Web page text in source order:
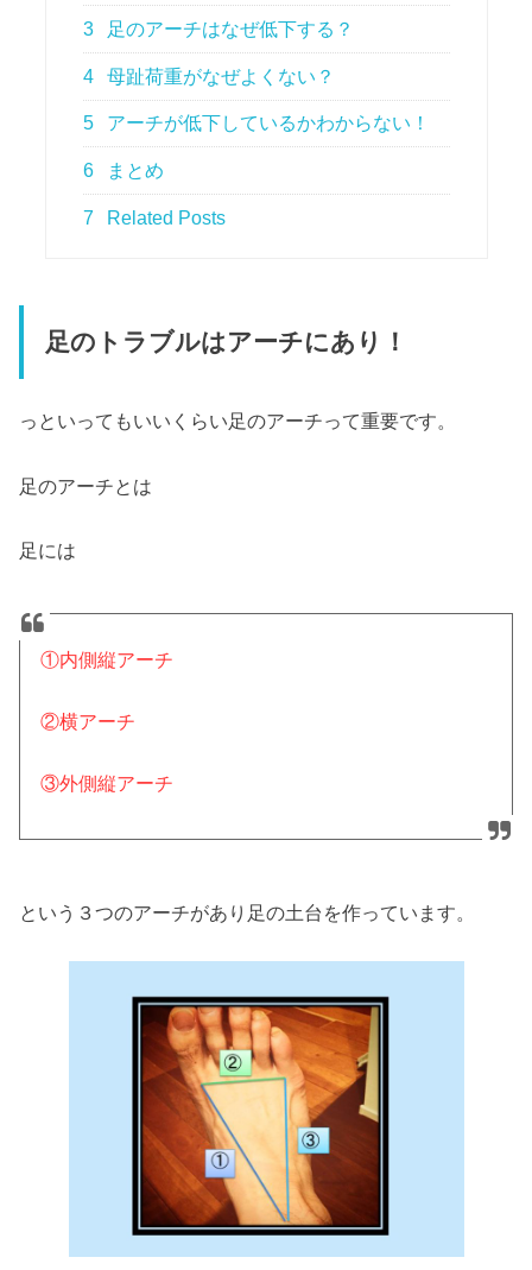
3 足のアーチはなぜ低下する？
4 母趾荷重がなぜよくない？
5 アーチが低下しているかわからない！
6 まとめ
7 Related Posts
足のトラブルはアーチにあり！
っといってもいいくらい足のアーチって重要です。
足のアーチとは
足には
①内側縦アーチ
②横アーチ
③外側縦アーチ
という３つのアーチがあり足の土台を作っています。